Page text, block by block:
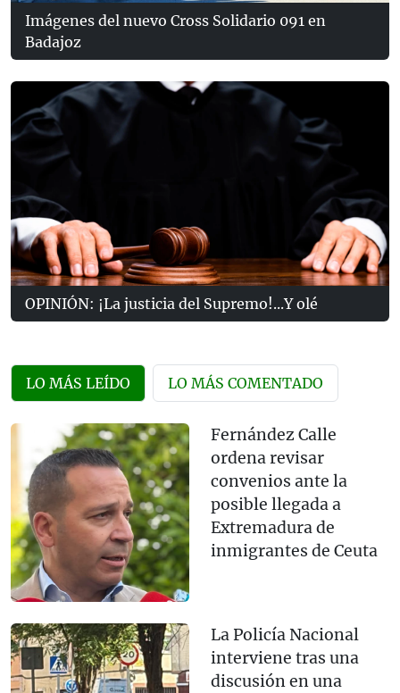
Imágenes del nuevo Cross Solidario 091 en
Badajoz
OPINIÓN: ¡La justicia del Supremo!...Y olé
LO MÁS LEÍDO LO MÁS COMENTADO
Fernández Calle
ordena revisar
convenios ante la
posible llegada a
Extremadura de
inmigrantes de Ceuta
La Policía Nacional
interviene tras una
discusión en una